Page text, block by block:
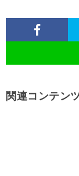
関連コンテン